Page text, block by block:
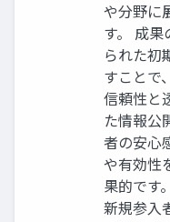
や分野に
す。 成
られた初
すことで
信頼性と
た情報公
者の安心
や有効性
果的です
新規参入